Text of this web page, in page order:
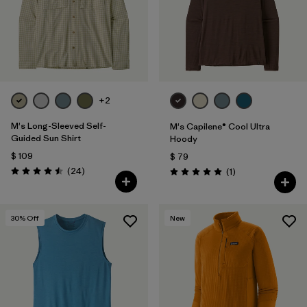
+2
M's Long-Sleeved Self-
Guided Sun Shirt
$ 109
Valoración: 4.5 / 5
(24Comentarios
)
M's Capilene® Cool Ultra
Hoody
$ 79
Valoración: 5.0 / 5
(1Comentarios
)
30% Off New